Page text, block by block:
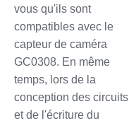
vous qu'ils sont
compatibles avec le
capteur de caméra
GC0308. En même
temps, lors de la
conception des circuits
et de l'écriture du